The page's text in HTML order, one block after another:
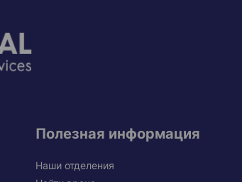
Полезная информация
Наши отделения